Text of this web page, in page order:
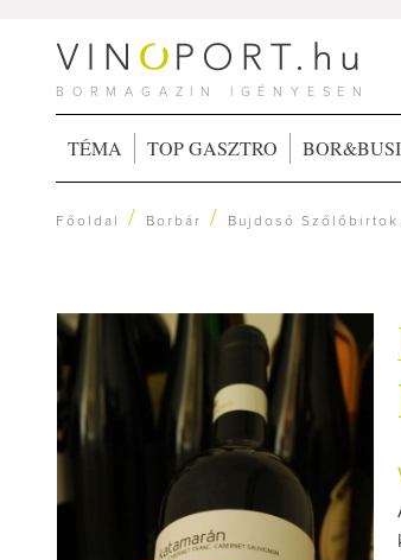
BORMAGAZIN IGÉNYESEN
TÉMA TOP GASZTRO
Főoldal / Borbár / Bujdosó Szőlőbirtok